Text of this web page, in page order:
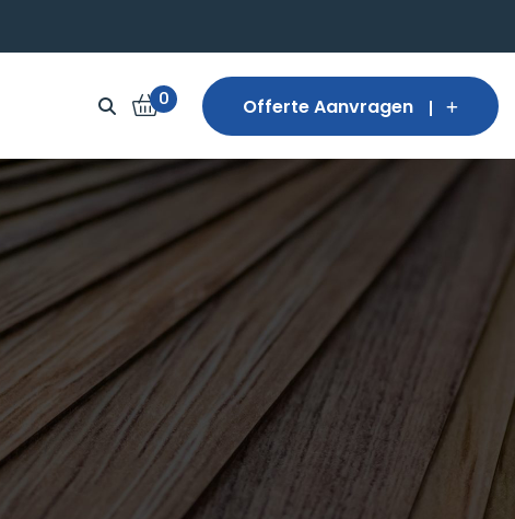
0 Offerte Aanvragen